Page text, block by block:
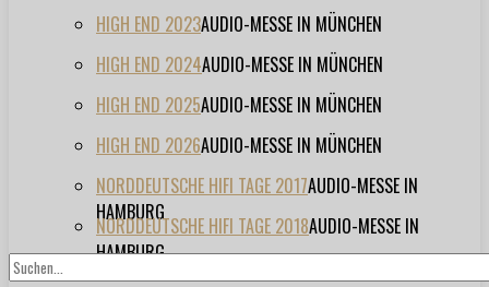
HIGH END 2023AUDIO-MESSE IN MÜNCHEN
HIGH END 2024AUDIO-MESSE IN MÜNCHEN
HIGH END 2025AUDIO-MESSE IN MÜNCHEN
HIGH END 2026AUDIO-MESSE IN MÜNCHEN
NORDDEUTSCHE HIFI TAGE 2017AUDIO-MESSE IN
HAMBURG
NORDDEUTSCHE HIFI TAGE 2018AUDIO-MESSE IN
HAMBURG